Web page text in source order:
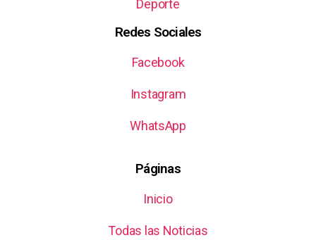
Deporte
Redes Sociales
Facebook
Instagram
WhatsApp
Páginas
Inicio
Todas las Noticias